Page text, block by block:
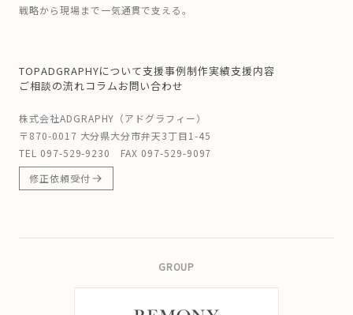
戦略から現場まで一気通貫で支える。
TOPADGRAPHYについて支援事例制作実績支援内容
ご相談の流れコラムお問い合わせ
株式会社ADGRAPHY（アドグラフィー）
〒870-0017 大分県大分市弁天3丁目1-45
TEL 097-529-9230
FAX 097-529-9097
修正依頼受付
GROUP